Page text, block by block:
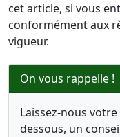
cet article, si vous
conformément aux
vigueur.
On vous rappelle !
Laissez-nous
dessous, un